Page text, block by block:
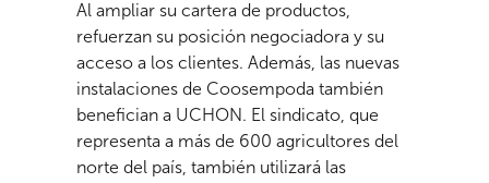
Al ampliar su cartera de productos,
refuerzan su posición negociadora y su
acceso a los clientes. Además, las nuevas
instalaciones de Coosempoda también
benefician a UCHON. El sindicato, que
representa a más de 600 agricultores del
norte del país, también utilizará las